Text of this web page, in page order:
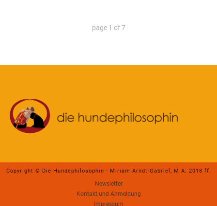
page 1 of7
Copyright © Die Hundephilosophin - Miriam Arndt-Gabriel, M.A. 2018 ff.
Newsletter
Kontakt und Anmeldung
Impressum